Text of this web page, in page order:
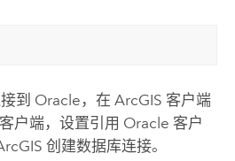
到 Oracle ，在 ArcGIS 客户端
客户端，设置引用 Oracle 客户
创建数据库连接。